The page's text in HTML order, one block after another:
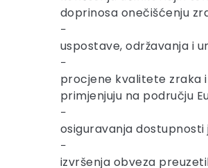
doprinosa onečišćenju
−
uspostave, održavanja i
−
procjene kvalitete zraka
primjenjuju na području
−
osiguravanja
−
izvršenja obveza